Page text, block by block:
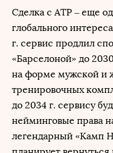
Сделка с ATP – еще
глобального
г. сервис продлил
«Барселоной» до
на форме мужской и
тренировочных
до 2034 г. сервису
нейминговые права
легендарный «Камп